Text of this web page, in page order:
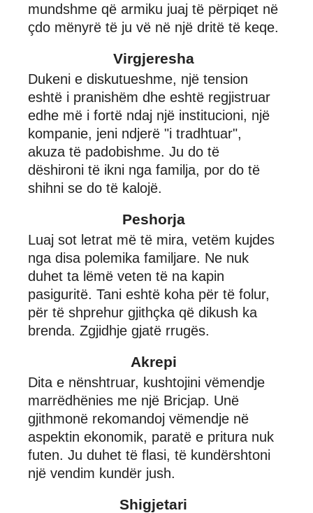
mundshme që armiku juaj të përpiqet në
çdo mënyrë të ju vë në një dritë të keqe.
Virgjeresha
Dukeni e diskutueshme, një tension
eshtë i pranishëm dhe eshtë regjistruar
edhe më i fortë ndaj një institucioni, një
kompanie, jeni ndjerë "i tradhtuar",
akuza të padobishme. Ju do të
dëshironi të ikni nga familja, por do të
shihni se do të kalojë.
Peshorja
Luaj sot letrat më të mira, vetëm kujdes
nga disa polemika familjare. Ne nuk
duhet ta lëmë veten të na kapin
pasiguritë. Tani eshtë koha për të folur,
për të shprehur gjithçka që dikush ka
brenda. Zgjidhje gjatë rrugës.
Akrepi
Dita e nënshtruar, kushtojini vëmendje
marrëdhënies me një Bricjap. Unë
gjithmonë rekomandoj vëmendje në
aspektin ekonomik, paratë e pritura nuk
futen. Ju duhet të flasi, të kundërshtoni
një vendim kundër jush.
Shigjetari